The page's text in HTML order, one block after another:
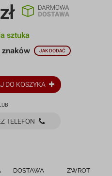
zł
sztuka
znaków JAK DODAĆ
DO KOSZYKA
TELEFON
DOSTAWA ZWROT